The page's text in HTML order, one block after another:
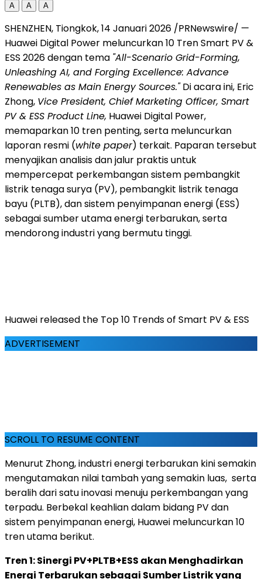
A A A
SHENZHEN, Tiongkok, 14 Januari 2026 /PRNewswire/ —
Huawei Digital Power meluncurkan 10 Tren Smart PV &
ESS 2026 dengan tema "All-Scenario Grid-Forming,
Unleashing AI, and Forging Excellence: Advance
Renewables as Main Energy Sources."Di acara ini, Eric
Zhong, Vice President, Chief Marketing Officer, Smart
PV & ESS Product Line, Huawei Digital Power,
memaparkan 10 tren penting, serta meluncurkan
laporan resmi (white paper) terkait. Paparan tersebut
menyajikan analisis dan jalur praktis untuk
mempercepat perkembangan sistem pembangkit
listrik tenaga surya (PV), pembangkit listrik tenaga
bayu (PLTB), dan sistem penyimpanan energi (ESS)
sebagai sumber utama energi terbarukan, serta
mendorong industri yang bermutu tinggi.
Huawei released the Top 10 Trends of Smart PV & ESS
ADVERTISEMENT
SCROLL TO RESUME CONTENT
Menurut Zhong, industri energi terbarukan kini semakin
mengutamakan nilai tambah yang semakin luas, serta
beralih dari satu inovasi menuju perkembangan yang
terpadu. Berbekal keahlian dalam bidang PV dan
sistem penyimpanan energi, Huawei meluncurkan 10
tren utama berikut.
Tren 1: Sinergi PV+PLTB+ESS akan Menghadirkan
Energi Terbarukan sebagai Sumber Listrik yang